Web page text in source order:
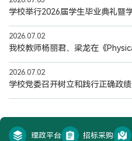
学校举行2026届学生毕业典礼暨
2026.07.02
2026.07.02
学校党委召开树立和践行正确政
理政平台 招标采购